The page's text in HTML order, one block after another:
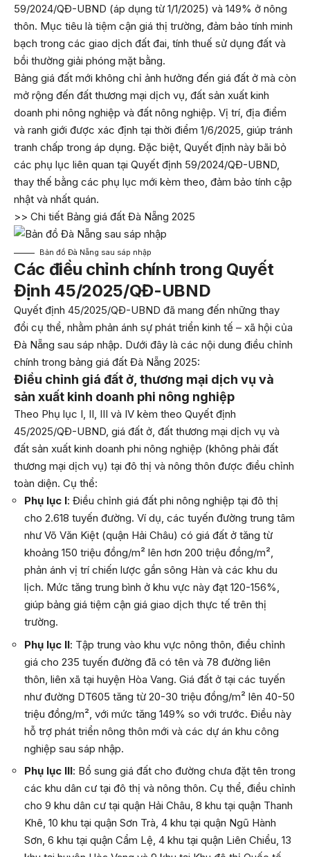
59/2024/QĐ-UBND (áp dụng từ 1/1/2025) và 149% ở nông
thôn. Mục tiêu là tiệm cận giá thị trường, đảm bảo tính minh
bạch trong các giao dịch đất đai, tính thuế sử dụng đất và
bồi thường giải phóng mặt bằng.
Bảng giá đất mới không chỉ ảnh hưởng đến giá đất ở mà còn
mở rộng đến đất thương mại dịch vụ, đất sản xuất kinh
doanh phi nông nghiệp và đất nông nghiệp. Vị trí, địa điểm
và ranh giới được xác định tại thời điểm 1/6/2025, giúp tránh
tranh chấp trong áp dụng. Đặc biệt, Quyết định này bãi bỏ
các phụ lục liên quan tại Quyết định 59/2024/QĐ-UBND,
thay thế bằng các phụ lục mới kèm theo, đảm bảo tính cập
nhật và nhất quán.
>> Chi tiết Bảng giá đất Đà Nẵng 2025
Bản đồ Đà Nẵng sau sáp nhập
Các điều chỉnh chính trong Quyết
Định 45/2025/QĐ-UBND
Quyết định 45/2025/QĐ-UBND đã mang đến những thay
đổi cụ thể, nhằm phản ánh sự phát triển kinh tế – xã hội của
Đà Nẵng sau sáp nhập. Dưới đây là các nội dung điều chỉnh
chính trong bảng giá đất Đà Nẵng 2025:
Điều chỉnh giá đất ở, thương mại dịch vụ và
sản xuất kinh doanh phi nông nghiệp
Theo Phụ lục I, II, III và IV kèm theo Quyết định
45/2025/QĐ-UBND, giá đất ở, đất thương mại dịch vụ và
đất sản xuất kinh doanh phi nông nghiệp (không phải đất
thương mại dịch vụ) tại đô thị và nông thôn được điều chỉnh
toàn diện. Cụ thể:
Phụ lục I: Điều chỉnh giá đất phi nông nghiệp tại đô thị
cho 2.618 tuyến đường. Ví dụ, các tuyến đường trung tâm
như Võ Văn Kiệt (quận Hải Châu) có giá đất ở tăng từ
khoảng 150 triệu đồng/m² lên hơn 200 triệu đồng/m²,
phản ánh vị trí chiến lược gần sông Hàn và các khu du
lịch. Mức tăng trung bình ở khu vực này đạt 120-156%,
giúp bảng giá tiệm cận giá giao dịch thực tế trên thị
trường.
Phụ lục II: Tập trung vào khu vực nông thôn, điều chỉnh
giá cho 235 tuyến đường đã có tên và 78 đường liên
thôn, liên xã tại huyện Hòa Vang. Giá đất ở tại các tuyến
như đường DT605 tăng từ 20-30 triệu đồng/m² lên 40-50
triệu đồng/m², với mức tăng 149% so với trước. Điều này
hỗ trợ phát triển nông thôn mới và các dự án khu công
nghiệp sau sáp nhập.
Phụ lục III: Bổ sung giá đất cho đường chưa đặt tên trong
các khu dân cư tại đô thị và nông thôn. Cụ thể, điều chỉnh
cho 9 khu dân cư tại quận Hải Châu, 8 khu tại quận Thanh
Khê, 10 khu tại quận Sơn Trà, 4 khu tại quận Ngũ Hành
Sơn, 6 khu tại quận Cẩm Lệ, 4 khu tại quận Liên Chiểu, 13